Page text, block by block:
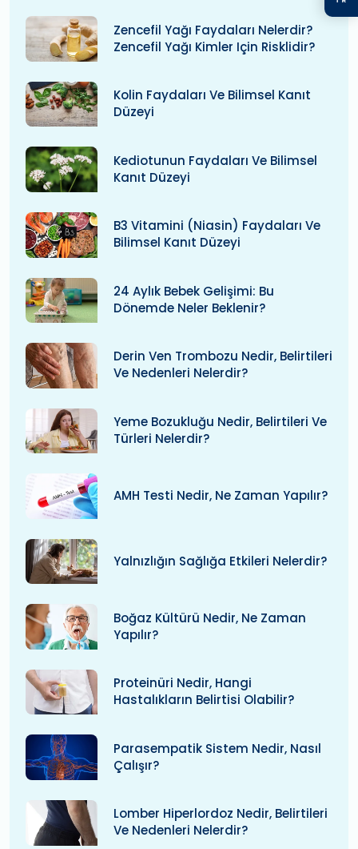
Zencefil Yağı Faydaları Nelerdir?
Zencefil Yağı Kimler Için Risklidir?
Kolin Faydaları Ve Bilimsel Kanıt
Düzeyi
Kediotunun Faydaları Ve Bilimsel
Kanıt Düzeyi
B3 Vitamini (niasin) Faydaları Ve
Bilimsel Kanıt Düzeyi
24 Aylık Bebek Gelişimi: Bu
Dönemde Neler Beklenir?
Derin Ven Trombozu Nedir, Belirtileri
Ve Nedenleri Nelerdir?
Yeme Bozukluğu Nedir, Belirtileri Ve
Türleri Nelerdir?
AMH Testi Nedir, Ne Zaman Yapılır?
Yalnızlığın Sağlığa Etkileri Nelerdir?
Boğaz Kültürü Nedir, Ne Zaman
Yapılır?
Proteinüri Nedir, Hangi
Hastalıkların Belirtisi Olabilir?
Parasempatik Sistem Nedir, Nasıl
Çalışır?
Lomber Hiperlordoz Nedir, Belirtileri
Ve Nedenleri Nelerdir?